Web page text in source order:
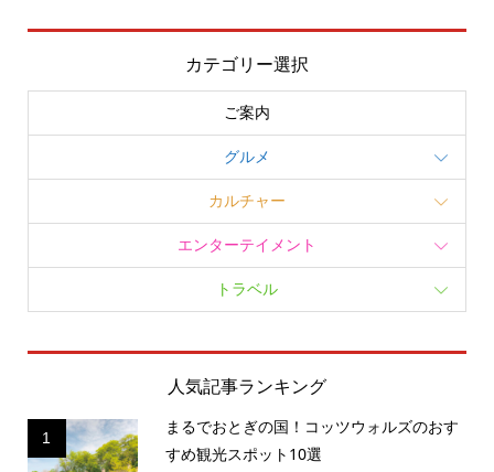
カテゴリー選択
ご案内
グルメ
カルチャー
エンターテイメント
トラベル
人気記事ランキング
1
まるでおとぎの国！コッツウォルズのおす
すめ観光スポット10選